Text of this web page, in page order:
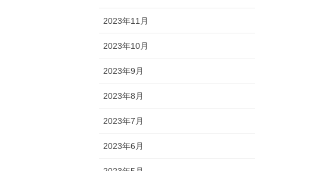
2023年11月
2023年10月
2023年9月
2023年8月
2023年7月
2023年6月